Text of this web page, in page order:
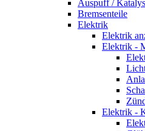
Auspuff /
Bremsenteile
Elektrik
Elektrik
Elektrik -
Elektrik -